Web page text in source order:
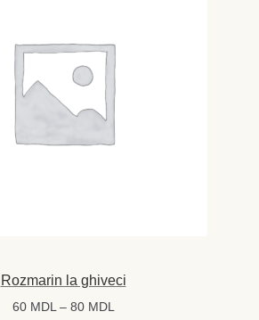
Rozmarin la ghiveci
60 MDL – 80 MDL